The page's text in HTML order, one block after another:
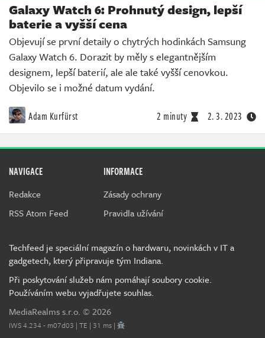
Galaxy Watch 6: Prohnutý design, lepší
baterie a vyšší cena
Objevují se první detaily o chytrých hodinkách Samsung
Galaxy Watch 6. Dorazit by měly s elegantnějším
designem, lepší baterií, ale ale také vyšší cenovkou.
Objevilo se i možné datum vydání.
Adam Kurfürst 2 minuty 2. 3. 2023
NAVIGACE
Redakce
RSS Atom Feed
INFORMACE
Zásady ochrany
Pravidla užívání
Techfeed je speciální magazín o hardwaru, novinkách v IT a
gadgetech, který připravuje tým Indiana.
Při poskytování služeb nám pomáhají soubory cookie.
Používáním webu vyjadřujete souhlas.
MediaRealms s.r.o. © 2026
IWS 4.234 - m07d03 | TE | 31 ms |